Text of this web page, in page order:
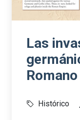
Las
Histórico